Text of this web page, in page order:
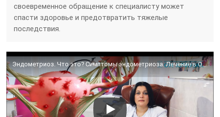
своевременное обращение к специалисту может
спасти здоровье и предотвратить тяжелые
последствия.
Эндометриоз. Что это? Симптомы эндометриоза. Лечение в ОН КЛИНИК.